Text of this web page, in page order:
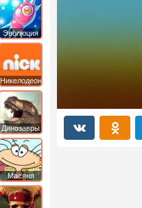
Эволюция
Никелодеон
Динозавры
Масяня